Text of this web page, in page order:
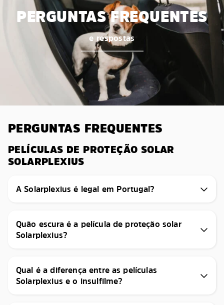
PERGUNTAS FREQUENTES
e respostas
PERGUNTAS FREQUENTES
PELÍCULAS DE PROTEÇÃO SOLAR
SOLARPLEXIUS
A Solarplexius é legal em Portugal?
Quão escura é a película de proteção solar
Solarplexius?
Qual é a diferença entre as películas
Solarplexius e o insulfilme?